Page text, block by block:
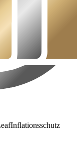
Inflationsschutz